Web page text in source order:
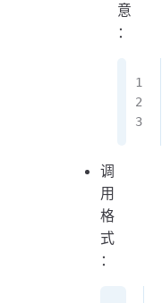
意
：
调
用
格
式
：